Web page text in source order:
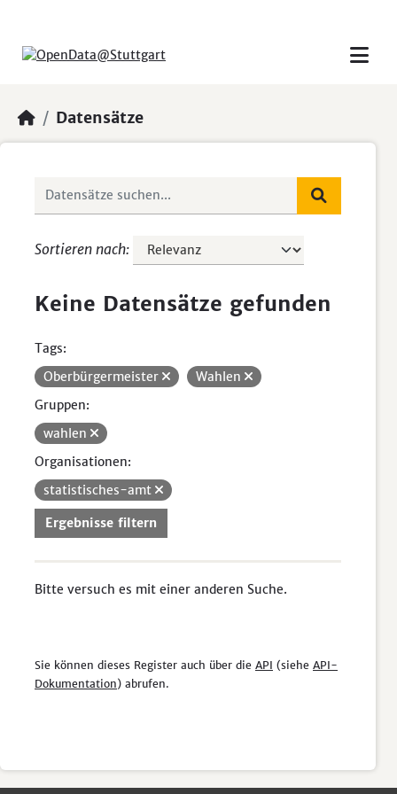
Datensätze
Sortieren nach
Keine Datensätze gefunden
Tags:
Oberbürgermeister
Wahlen
Gruppen:
wahlen
Organisationen:
statistisches-amt
Ergebnisse filtern
Bitte versuch es mit einer anderen Suche.
Sie können dieses Register auch über die API (siehe API-
Dokumentation) abrufen.